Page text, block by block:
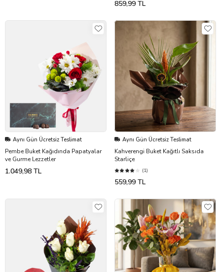
859,99 TL
Aynı Gün Ücretsiz Teslimat
Pembe Buket Kağıdında Papatyalar
ve Gurme Lezzetler
1.049,98 TL
Aynı Gün Ücretsiz Teslimat
Kahverengi Buket Kağıtlı Saksıda
Starliçe
(1)
559,99 TL